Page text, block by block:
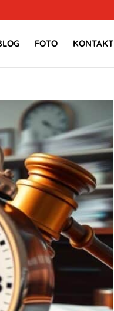
FOTO KONTAKT